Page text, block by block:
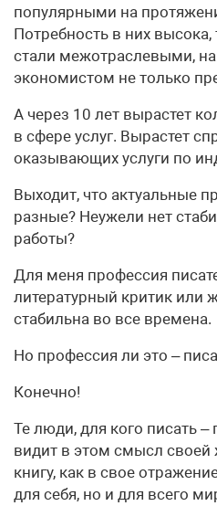
популярными на
Потребность в них высока,
стали межотраслевыми,
экономистом не только
А через 10 лет вырастет
в сфере услуг. Вырастет
оказывающих услуги по
Выходит, что актуальные
разные? Неужели нет
работы?
Для меня профессия
литературный критик или
стабильна во все времена.
Но профессия ли это –
Конечно!
Те люди, для кого писать –
видит в этом смысл своей
книгу, как в свое
для себя, но и для всего